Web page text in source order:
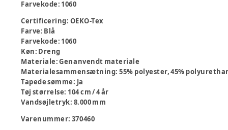
Farvekode: 1060
Certificering: OEKO-Tex
Farve: Blå
Farvekode: 1060
Køn: Dreng
Materiale:Genanvendt materiale
Materialesammensætning:55% polyester, 45%
Tapede sømme: Ja
Tøj størrelse: 104 cm / 4 år
Vandsøjletryk: 8.000 mm
Varenummer: 370460